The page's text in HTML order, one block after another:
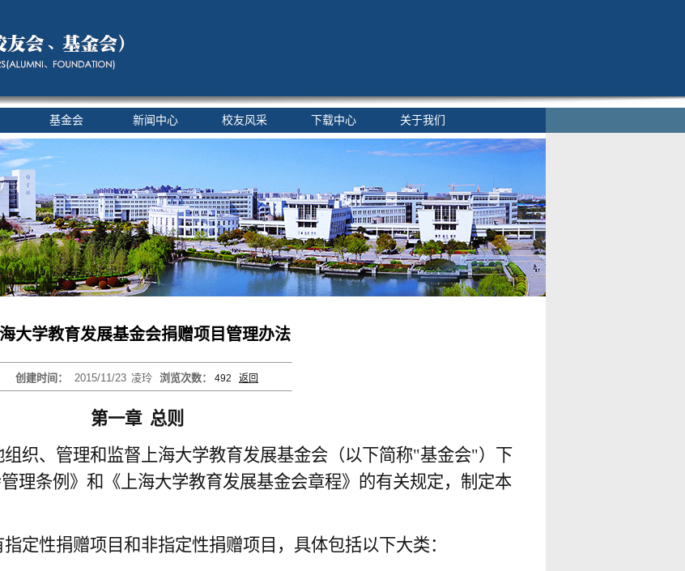
基金会 新闻中心 校友风采 下载中心 关于我们
大学教育发展基金会捐赠项目管理办法
创建时间： 2015/11/23 凌玲 浏览次数： 492 返回
第一章 总则
织、管理和监督上海大学教育发展基金会（以下简称"基金会"）下
理条例》和《上海大学教育发展基金会章程》的有关规定，制定本
定性捐赠项目和非指定性捐赠项目，具体包括以下大类：